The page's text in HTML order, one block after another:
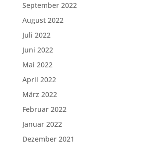
September 2022
August 2022
Juli 2022
Juni 2022
Mai 2022
April 2022
März 2022
Februar 2022
Januar 2022
Dezember 2021